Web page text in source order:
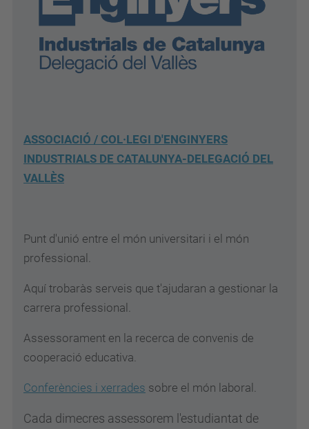
ASSOCIACIÓ / COL·LEGI D'ENGINYERS
INDUSTRIALS DE CATALUNYA-DELEGACIÓ DEL
VALLÈS
Punt d'unió entre el món universitari i el món
professional.
Aquí trobaràs serveis que t'ajudaran a gestionar la
carrera professional.
Assessorament en la recerca de convenis de
cooperació educativa.
Conferències i xerrades sobre el món laboral.
Cada dimecres assessorem l'estudiantat de